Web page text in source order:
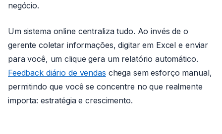
negócio.
Um sistema online centraliza tudo. Ao invés de o
gerente coletar informações, digitar em Excel e enviar
para você, um clique gera um relatório automático.
Feedback diário de vendas chega sem esforço manual,
permitindo que você se concentre no que realmente
importa: estratégia e crescimento.